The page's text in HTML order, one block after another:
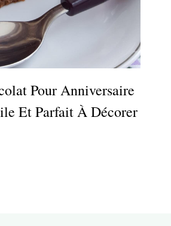
Pour Anniversaire
Et Parfait À Décorer